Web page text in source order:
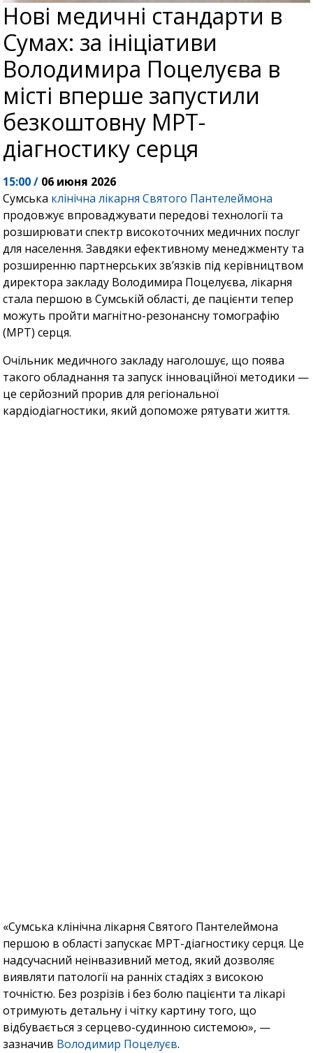
Нові медичні стандарти в
Сумах: за ініціативи
Володимира Поцелуєва в
місті вперше запустили
безкоштовну МРТ-
діагностику серця
15:00 / 06 июня 2026
Сумська клінічна лікарня Святого Пантелеймона
продовжує впроваджувати передові технології та
розширювати спектр високоточних медичних послуг
для населення. Завдяки ефективному менеджменту та
розширенню партнерських зв’язків під керівництвом
директора закладу Володимира Поцелуєва, лікарня
стала першою в Сумській області, де пацієнти тепер
можуть пройти магнітно-резонансну томографію
(МРТ) серця.
Очільник медичного закладу наголошує, що поява
такого обладнання та запуск інноваційної методики —
це серйозний прорив для регіональної
кардіодіагностики, який допоможе рятувати життя.
«Сумська клінічна лікарня Святого Пантелеймона
першою в області запускає МРТ-діагностику серця. Це
надсучасний неінвазивний метод, який дозволяє
виявляти патології на ранніх стадіях з високою
точністю. Без розрізів і без болю пацієнти та лікарі
отримують детальну і чітку картину того, що
відбувається з серцево-судинною системою», —
зазначив Володимир Поцелуєв.